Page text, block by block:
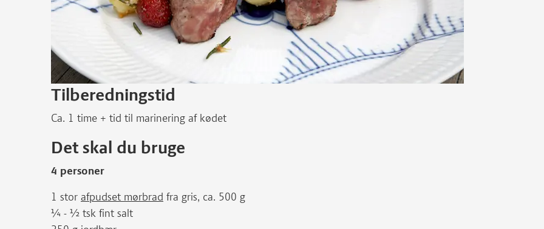
Tilberedningstid
Ca. 1 time + tid til marinering af kødet
Det skal du bruge
4 personer
1 stor afpudset mørbrad fra gris, ca. 500 g
¼ - ½ tsk fint salt